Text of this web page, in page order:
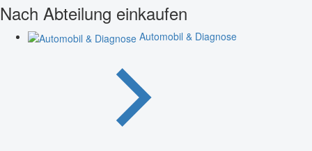
Nach Abteilung einkaufen
Automobil & Diagnose